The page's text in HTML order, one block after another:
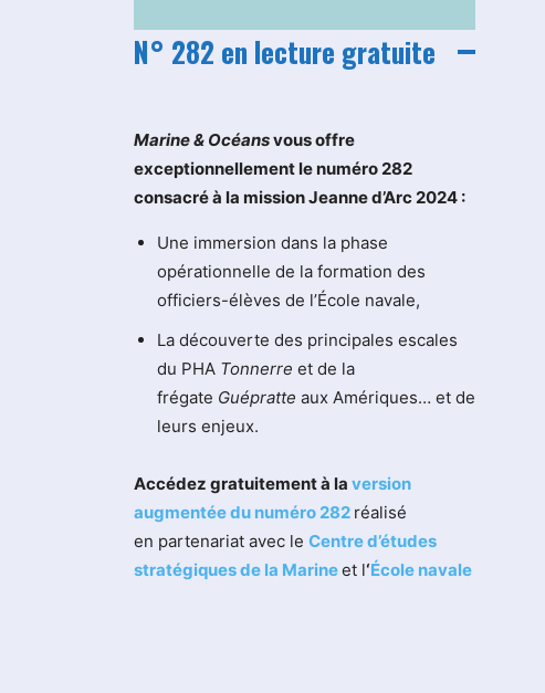
N° 282 en lecture gratuite
Marine & Océansvous offre
exceptionnellement le numéro 282
consacré à la mission Jeanne d’Arc 2024 :
Une immersion dans la phase
opérationnelle de la formation des
officiers-élèves de l’École navale,
La découverte des principales escales
du PHA Tonnerre et de la
frégate Guépratte aux Amériques… et de
leurs enjeux.
Accédez gratuitement à la version
augmentée du numéro 282 réalisé
en partenariat avec le Centre d’études
stratégiques de la Marineet l‘École navale